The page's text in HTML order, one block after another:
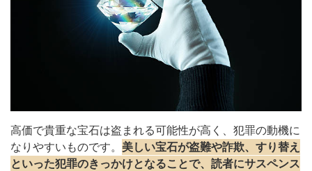
高価で貴重な宝石は盗まれる可能性が高く、犯罪の動機に
なりやすいものです。 美しい宝石が盗難や詐欺、すり替え
といった犯罪のきっかけとなることで、読者にサスペンス